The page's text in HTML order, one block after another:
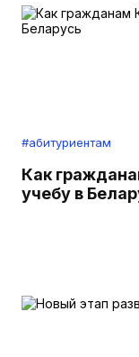
#абитуриентам
Как
учебу в